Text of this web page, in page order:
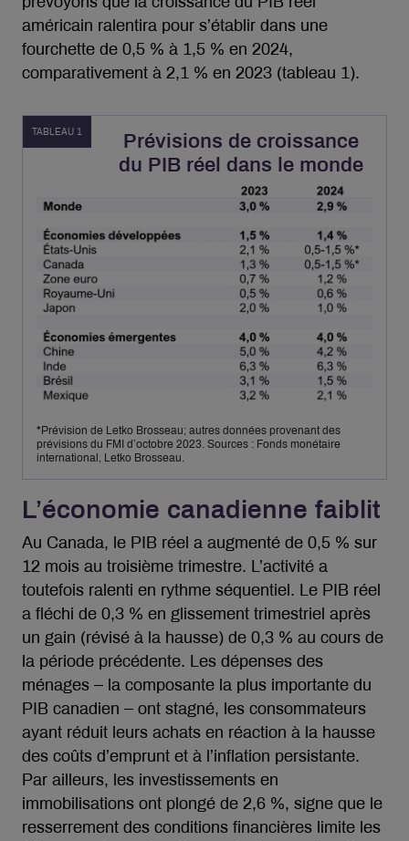
américain ralentira pour s’établir dans une
fourchette de 0,5 % à 1,5 % en 2024,
comparativement à 2,1 % en 2023 (tableau 1).
TABLEAU 1
Prévisions de croissance
du PIB réel dans le monde
*Prévision de Letko Brosseau; autres données provenant des
prévisions du FMI d’octobre 2023. Sources : Fonds monétaire
international, Letko Brosseau.
L’économie canadienne faiblit
Au Canada, le PIB réel a augmenté de 0,5 % sur
12 mois au troisième trimestre. L’activité a
toutefois ralenti en rythme séquentiel. Le PIB réel
a fléchi de 0,3 % en glissement trimestriel après
un gain (révisé à la hausse) de 0,3 % au cours de
la période précédente. Les dépenses des
ménages – la composante la plus importante du
PIB canadien – ont stagné, les consommateurs
ayant réduit leurs achats en réaction à la hausse
des coûts d’emprunt et à l’inflation persistante.
Par ailleurs, les investissements en
immobilisations ont plongé de 2,6 %, signe que le
resserrement des conditions financières limite les